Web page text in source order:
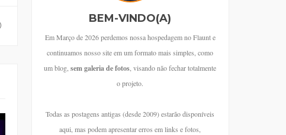
BEM-VINDO(A)
Em Março de 2026 perdemos nossa hospedagem no Flaunt e
continuamos nosso site em um formato mais simples, como
um blog,sem galeria de fotos, visando não fechar totalmente
o projeto.
Todas as postagens antigas (desde 2009) estarão disponíveis
aqui, mas podem apresentar erros em links e fotos,